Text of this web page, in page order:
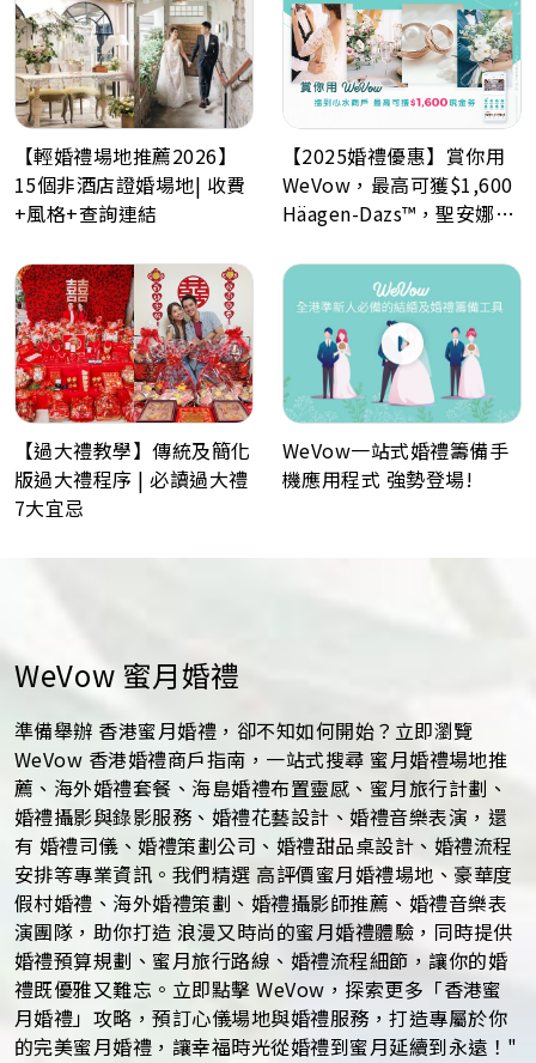
【輕婚禮場地推薦2026】
15個非酒店證婚場地| 收費
+風格+查詢連結
【2025婚禮優惠】賞你用
WeVow，最高可獲$1,600
Häagen-Dazs™，聖安娜餅
【過大禮教學】傳統及簡化
版過大禮程序 | 必讀過大禮
7大宜忌
WeVow一站式婚禮籌備手
機應用程式 強勢登場!
WeVow 蜜月婚禮
準備舉辦 香港蜜月婚禮，卻不知如何開始？立即瀏覽
WeVow 香港婚禮商戶指南，一站式搜尋 蜜月婚禮場地推
薦、海外婚禮套餐、海島婚禮布置靈感、蜜月旅行計劃、
婚禮攝影與錄影服務、婚禮花藝設計、婚禮音樂表演，還
有 婚禮司儀、婚禮策劃公司、婚禮甜品桌設計、婚禮流程
安排等專業資訊。我們精選 高評價蜜月婚禮場地、豪華度
假村婚禮、海外婚禮策劃、婚禮攝影師推薦、婚禮音樂表
演團隊，助你打造 浪漫又時尚的蜜月婚禮體驗，同時提供
婚禮預算規劃、蜜月旅行路線、婚禮流程細節，讓你的婚
禮既優雅又難忘。立即點擊 WeVow，探索更多「香港蜜
月婚禮」攻略，預訂心儀場地與婚禮服務，打造專屬於你
的完美蜜月婚禮，讓幸福時光從婚禮到蜜月延續到永遠！"